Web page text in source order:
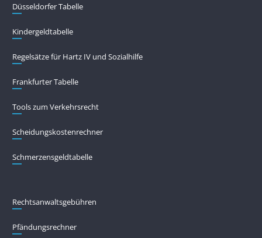
Düsseldorfer Tabelle
Kindergeldtabelle
Regelsätze für Hartz IV und Sozialhilfe
Frankfurter Tabelle
Tools zum Verkehrsrecht
Scheidungskostenrechner
Schmerzensgeldtabelle
Rechtsanwaltsgebühren
Pfändungs­rechner